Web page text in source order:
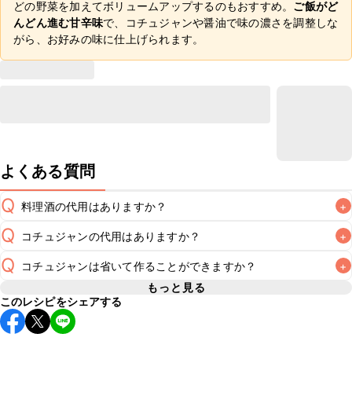
どの野菜を加えてボリュームアップするのもおすすめ。 ご飯がど
んどん進む甘辛味で、コチュジャンや醤油で味の濃さを調整しな
がら、お好みの味に仕上げられます。
よくある質問
Q 料理酒の代用はありますか？ +
A
Q コチュジャンの代用はありますか？ +
A
Q コチュジャンは省いて作ることができますか？ +
A
使用量が少ない場合は省いてもお作りいただけますが、メイ
ンの味付けとして使用している場合は省くと味がぼやける可
能性があるため、
もっと見る
このレシピをシェアする